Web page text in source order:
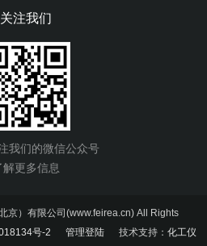
关注我们
我们的微信公众号
解更多信息
京）有限公司(www.feirea.cn) All Rights
号-2 管理登陆 技术支持： 化工仪